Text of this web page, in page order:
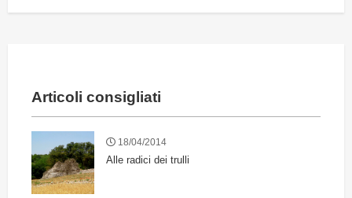
Articoli consigliati
18/04/2014
Alle radici dei trulli